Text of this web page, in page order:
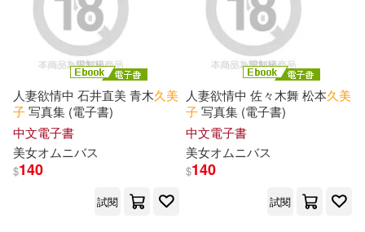
クリムゾン(188)
トップマーシャル(187)
濃厚グラビアPHOTOBOOK(185)
湖北美術出版社(651)
威向(649) 希伯崙(642)
千華數位文化(633)
吉林出版集團有限責任公司(629)
人妻欲情中 石井直美 青木久美
子写真集 (電子書)
中文電子書
美女オムニバス
$140
試閱
人妻欲情中 佐々木舞 松本久美
子写真集 (電子書)
中文電子書
美女オムニバス
$140
試閱